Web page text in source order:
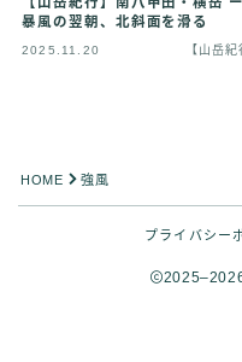
暴風の翌朝、北斜面を滑る
2025.11.20 【山岳紀
HOME 強風
プライバシー